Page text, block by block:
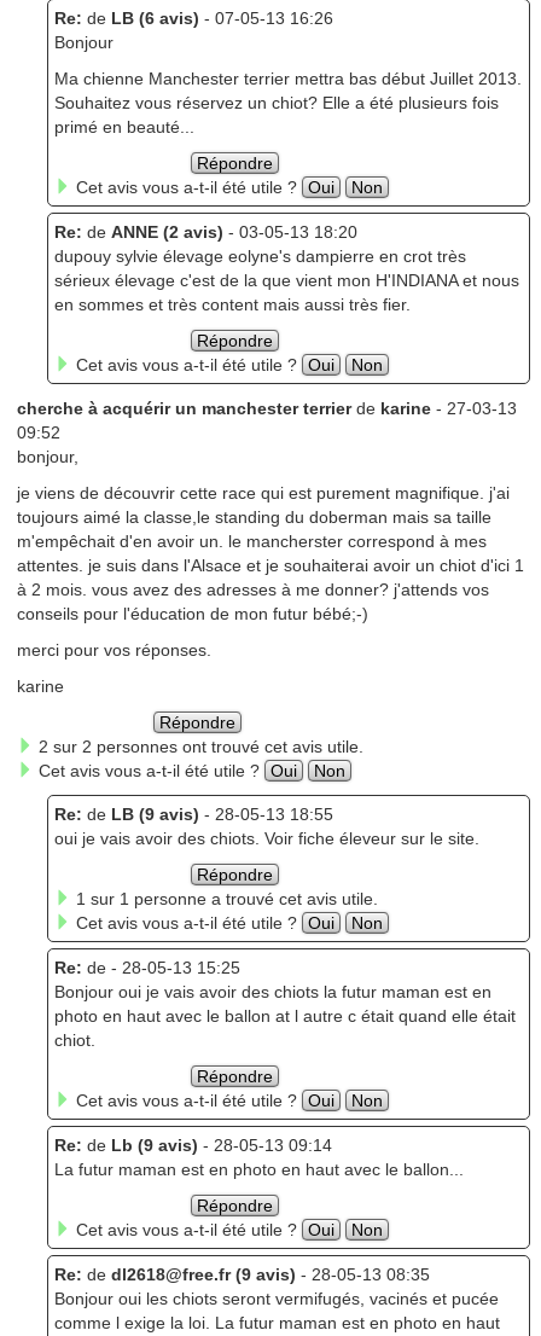
Re: de LB (6 avis) - 07-05-13 16:26
Bonjour
Ma chienne Manchester terrier mettra bas début Juillet 2013.
Souhaitez vous réservez un chiot? Elle a été plusieurs fois
primé en beauté...
Répondre
Cet avis vous a-t-il été utile ? Oui Non
Re: de ANNE (2 avis) - 03-05-13 18:20
dupouy sylvie élevage eolyne's dampierre en crot très
sérieux élevage c'est de la que vient mon H'INDIANA et nous
en sommes et très content mais aussi très fier.
Répondre
Cet avis vous a-t-il été utile ? Oui Non
cherche à acquérir un manchester terrierde karine- 27-03-13
09:52
bonjour,
je viens de découvrir cette race qui est purement magnifique. j'ai
toujours aimé la classe,le standing du doberman mais sa taille
m'empêchait d'en avoir un. le mancherster correspond à mes
attentes. je suis dans l'Alsace et je souhaiterai avoir un chiot d'ici 1
à 2 mois. vous avez des adresses à me donner? j'attends vos
conseils pour l'éducation de mon futur bébé;-)
merci pour vos réponses.
karine
Répondre
2 sur 2 personnes ont trouvé cet avis utile.
Cet avis vous a-t-il été utile ? Oui Non
Re: de LB (9 avis) - 28-05-13 18:55
oui je vais avoir des chiots. Voir fiche éleveur sur le site.
Répondre
1 sur 1 personne a trouvé cet avis utile.
Cet avis vous a-t-il été utile ? Oui Non
Re: de - 28-05-13 15:25
Bonjour oui je vais avoir des chiots la futur maman est en
photo en haut avec le ballon at l autre c était quand elle était
chiot.
Répondre
Cet avis vous a-t-il été utile ? Oui Non
Re: de Lb (9 avis) - 28-05-13 09:14
La futur maman est en photo en haut avec le ballon...
Répondre
Cet avis vous a-t-il été utile ? Oui Non
Re: de dl2618@free.fr (9 avis) - 28-05-13 08:35
Bonjour oui les chiots seront vermifugés, vacinés et pucée
comme l exige la loi. La futur maman est en photo en haut